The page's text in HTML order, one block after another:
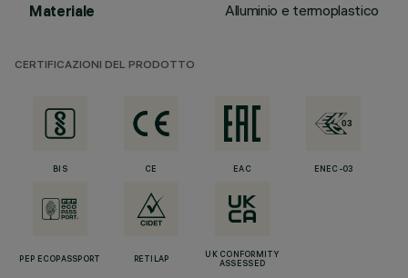
Materiale Alluminio e termoplastico
CERTIFICAZIONI DEL PRODOTTO
BIS CE EAC ENEC-03
PEP ECOPASSPORT RETILAP
UK CONFORMITY
ASSESSED